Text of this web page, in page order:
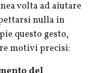
volta ad aiutare
nulla in
questo gesto,
motivi precisi: